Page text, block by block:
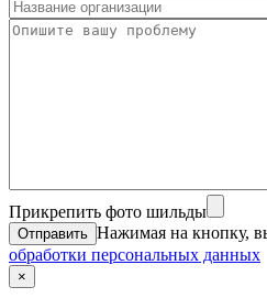
Прикрепить фото шильды
Нажимая на кнопку,
обработки персональных данных
×